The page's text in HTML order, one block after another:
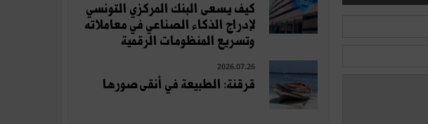
كيف يسعى البنك المركزي التونسي
لإدراج الذكاء الصناعي في معاملاته
وتسريع المنظومات الرقمية
2026.07.26
قرقنة: الطبيعة في أنقى صورها